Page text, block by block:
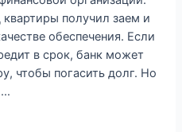
квартиры получил заем и
обеспечения. Если
в срок, банк может
чтобы погасить долг. Но
…